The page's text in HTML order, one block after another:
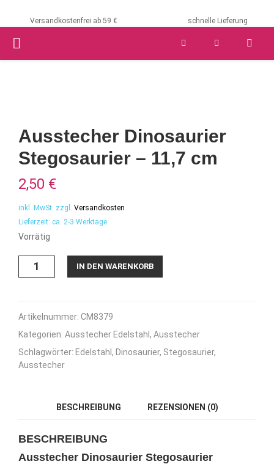
Versandkostenfrei ab 59 € schnelle Lieferung
PRIMARY
Ausstecher Dinosaurier
Stegosaurier – 11,7 cm
2,50 €
inkl. MwSt. zzgl. Versandkosten
Lieferzeit: ca. 2-3 Werktage
Vorrätig
Ausstecher
11,7
Menge
IN DEN WARENKORB
Artikelnummer: CM8379
Kategorien: Ausstecher Edelstahl , Ausstecher
Schlagwörter: Edelstahl , Dinosaurier, Stegosaurier,
Ausstecher
BESCHREIBUNG REZENSIONEN (0)
BESCHREIBUNG
Ausstecher Dinosaurier Stegosaurier